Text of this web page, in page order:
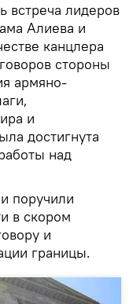
встреча лидеров
Алиева и
канцлера
стороны
армяно-
и
достигнута
над
поручили
в скором
и
границы.